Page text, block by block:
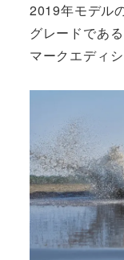
2019年モデル
グレードであ
マークエディ